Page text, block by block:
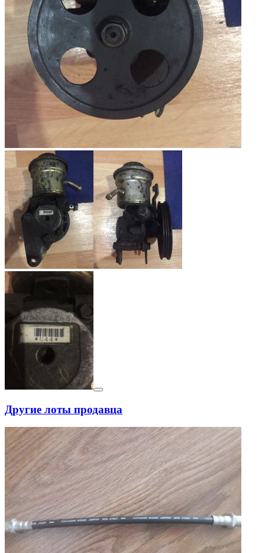
Другие лоты продавца